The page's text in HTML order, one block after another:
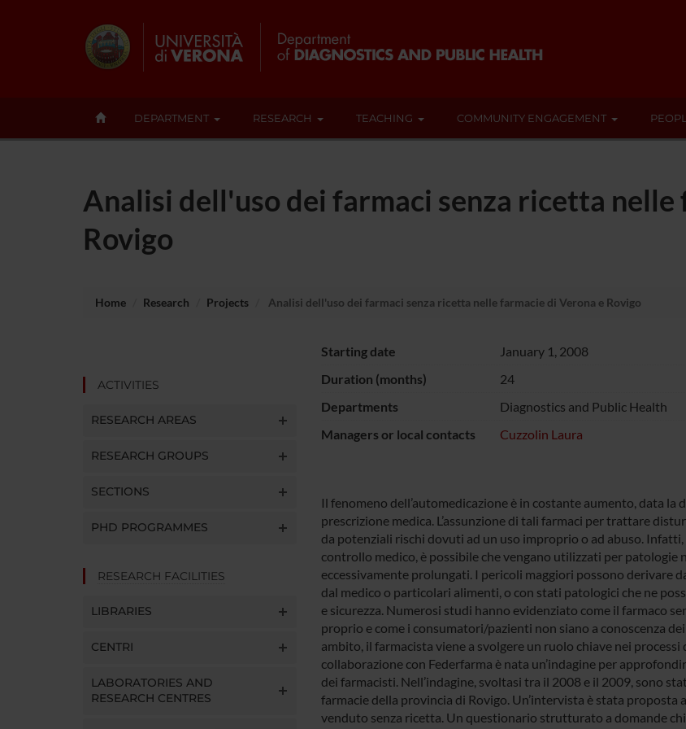
DEPARTMENT RESEARCH TEACHING COMMUNITY ENGAGEMENT
Analisi dell'uso dei farmaci senza ricetta nelle
Rovigo
Home Research Projects Analisi dell'uso dei farmaci senza ricetta nelle farmacie di Verona e Rovigo
ACTIVITIES
RESEARCH AREAS
RESEARCH GROUPS
SECTIONS
PHD PROGRAMMES
RESEARCH FACILITIES
LIBRARIES
CENTRI
LABORATORIES AND
RESEARCH CENTRES
Starting date
January 1, 2008
Duration (months)
24
Departments
Diagnostics and Public Health
Managers or local contacts
Cuzzolin Laura
Il fenomeno dell’automedicazione è in costante aumento, data
prescrizione medica. L’assunzione di tali farmaci per trattare
da potenziali rischi dovuti ad un uso improprio o ad abuso.
controllo medico, è possibile che vengano utilizzati per patologie
eccessivamente prolungati. I pericoli maggiori possono derivare
dal medico o particolari alimenti, o con stati patologici che ne
e sicurezza. Numerosi studi hanno evidenziato come il farmaco
proprio e come i consumatori/pazienti non siano a conoscenza
ambito, il farmacista viene a svolgere un ruolo chiave nei
collaborazione con Federfarma è nata un’indagine per
dei farmacisti. Nell’indagine, svoltasi tra il 2008 e il 2009, sono
farmacie della provincia di Rovigo. Un’intervista è stata
venduto senza ricetta. Un questionario strutturato a domande